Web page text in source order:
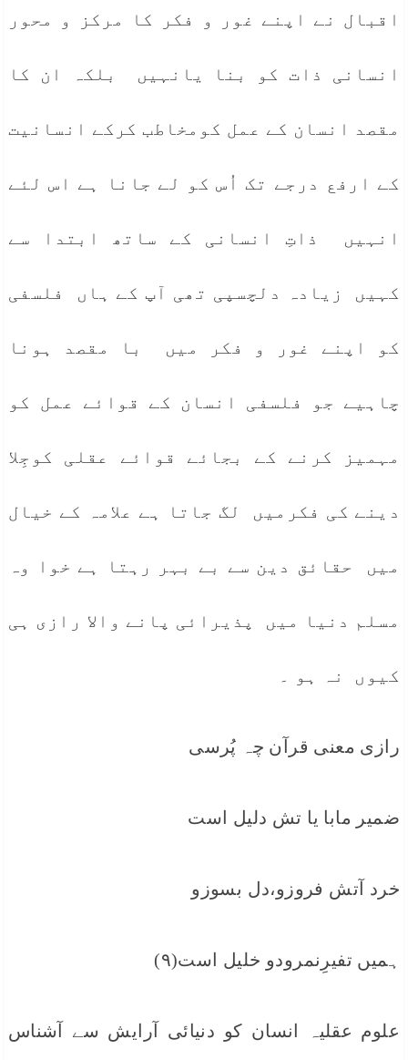
اقبال نے اپنے غور و فکر کا مرکز و محور
انسانی ذات کو بنا یانہیں بلکہ ان کا
مقصد انسان کے عمل کومخاطب کرکے انسانیت
کے ارفع درجے تک اُس کو لے جانا ہے اس لئے
انہیں ذاتِ انسانی کے ساتھ ابتدا سے
کہیں زیادہ دلچسپی تھی آپ کے ہاں فلسفی
کو اپنے غور و فکر میں با مقصد ہونا
چاہیے جو فلسفی انسان کے قوائے عمل کو
مہمیز کرنے کے بجائے قوائے عقلی کوجِلا
دینے کی فکرمیں لگ جاتا ہے علامہ کے خیال
میں حقائق دین سے بے بہر رہتا ہے خوا وہ
مسلم دنیا میں پذیرائی پانے والا رازی ہی
کیوں نہ ہو ۔
رازی معنی قرآن چہ پُرسی
ضمیر مابا یا تش دلیل است
خرد آتش فروزو،دل بسوزو
ہمیں تفیرِنمرودو خلیل است(٩)
علوم عقلیہ انسان کو دنیائی آرایش سے آشناس